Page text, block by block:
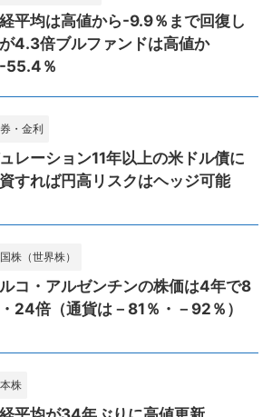
平均は高値から-9.9％まで回復し
4.3倍ブルファンドは高値か
55.4％
・金利
レーション11年以上の米ドル債に
すれば円高リスクはヘッジ可能
株（世界株）
ルコ・アルゼンチンの株価は4年で8
24倍（通貨は－81％・－92％）
株